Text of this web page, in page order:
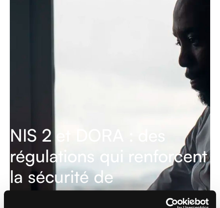
NIS 2 et DORA : des
régulations qui renforcent
la sécurité de
l'information en Europe